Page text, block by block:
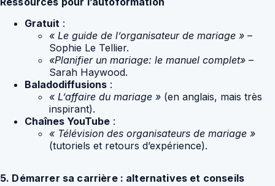
Gratuit :
« Le guide de l’organisateur de mariage » –
Sophie Le Tellier.
«Planifier un mariage: le manuel complet» –
Sarah Haywood.
Baladodiffusions :
« L’affaire du mariage » (en anglais, mais très
inspirant).
Chaînes YouTube :
« Télévision des organisateurs de mariage »
(tutoriels et retours d’expérience).
5. Démarrer sa carrière : alternatives et conseils